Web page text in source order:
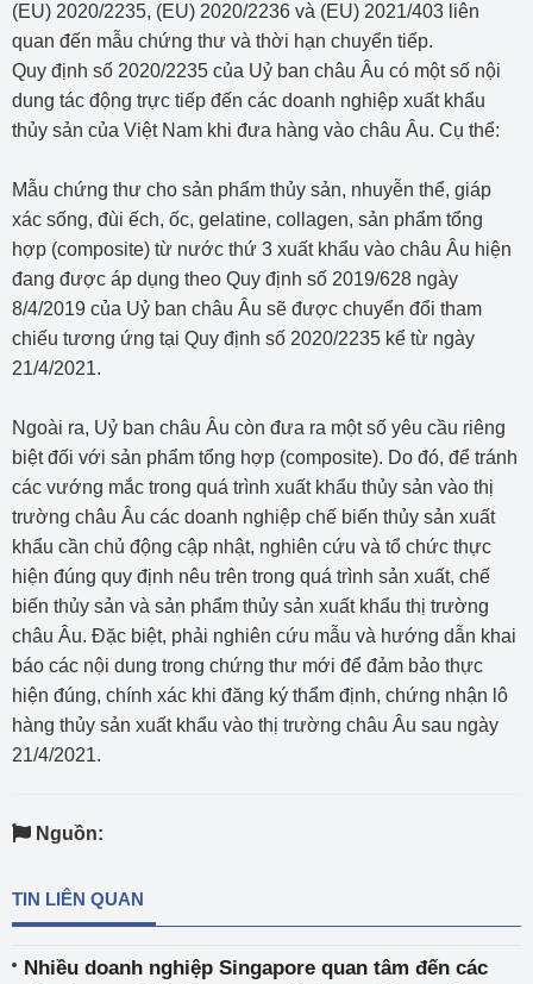
(EU) 2020/2235, (EU) 2020/2236 và (EU) 2021/403 liên
quan đến mẫu chứng thư và thời hạn chuyển tiếp.
Quy định số 2020/2235 của Uỷ ban châu Âu có một số nội
dung tác động trực tiếp đến các doanh nghiệp xuất khẩu
thủy sản của Việt Nam khi đưa hàng vào châu Âu. Cụ thể:
Mẫu chứng thư cho sản phẩm thủy sản, nhuyễn thể, giáp
xác sống, đùi ếch, ốc, gelatine, collagen, sản phẩm tổng
hợp (composite) từ nước thứ 3 xuất khẩu vào châu Âu hiện
đang được áp dụng theo Quy định số 2019/628 ngày
8/4/2019 của Uỷ ban châu Âu sẽ được chuyển đổi tham
chiếu tương ứng tại Quy định số 2020/2235 kể từ ngày
21/4/2021.
Ngoài ra, Uỷ ban châu Âu còn đưa ra một số yêu cầu riêng
biệt đối với sản phẩm tổng hợp (composite). Do đó, để tránh
các vướng mắc trong quá trình xuất khẩu thủy sản vào thị
trường châu Âu các doanh nghiệp chế biến thủy sản xuất
khẩu cần chủ động cập nhật, nghiên cứu và tổ chức thực
hiện đúng quy định nêu trên trong quá trình sản xuất, chế
biến thủy sản và sản phẩm thủy sản xuất khẩu thị trường
châu Âu. Đặc biệt, phải nghiên cứu mẫu và hướng dẫn khai
báo các nội dung trong chứng thư mới để đảm bảo thực
hiện đúng, chính xác khi đăng ký thẩm định, chứng nhận lô
hàng thủy sản xuất khẩu vào thị trường châu Âu sau ngày
21/4/2021.
Nguồn:
TIN LIÊN QUAN
Nhiều doanh nghiệp Singapore quan tâm đến các